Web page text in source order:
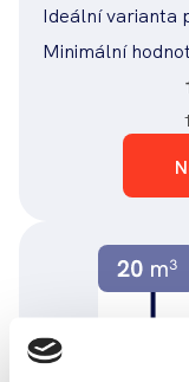
Ideální varianta
Minimální